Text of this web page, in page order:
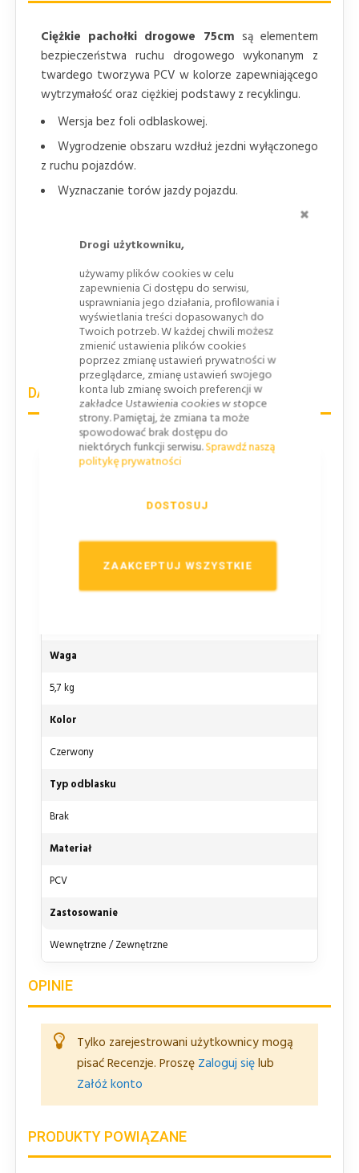
Drogi użytkowniku,
używamy plików cookies w celu
zapewnienia Ci dostępu do serwisu,
usprawniania jego działania, profilowania i
wyświetlania treści dopasowanych do
Twoich potrzeb. W każdej chwili możesz
zmienić ustawienia plików cookies
poprzez zmianę ustawień prywatności w
przeglądarce, zmianę ustawień swojego
konta lub zmianę swoich preferencji w
zakładce Ustawienia cookies w stopce
strony. Pamiętaj, że zmiana ta może
spowodować brak dostępu do
niektórych funkcji serwisu.Sprawdź naszą
politykę prywatności
ZAAKCEPTUJ WSZYSTKIE
DOSTOSUJ
Ciężkie pachołki drogowe 75cm są elementem
bezpieczeństwa ruchu drogowego wykonanym z
twardego tworzywa PCV w kolorze zapewniającego
wytrzymałość oraz ciężkiej podstawy z recyklingu.
Wersja bez foli odblaskowej.
Wygrodzenie obszaru wzdłuż jezdni wyłączonego
z ruchu pojazdów.
Wyznaczanie torów jazdy pojazdu.
Oznaczenie prowadzenia krótkotrwałych robót
Zabezpieczenia świeżo malowanych linii
poziomego oznakowania jezdni.
Wyznaczanie skosów i zwężeń jezdni.
Duża waga poprawia stabilność.
DANE TECHNICZNE
Długość
Wysokość
Waga
5,7 kg
Kolor
Czerwony
Typ odblasku
Brak
Materiał
PCV
Zastosowanie
Wewnętrzne / Zewnętrzne
OPINIE
Tylko zarejestrowani użytkownicy mogą
pisać Recenzje. Proszę Zaloguj sięlub
Załóż konto
PRODUKTY POWIĄZANE